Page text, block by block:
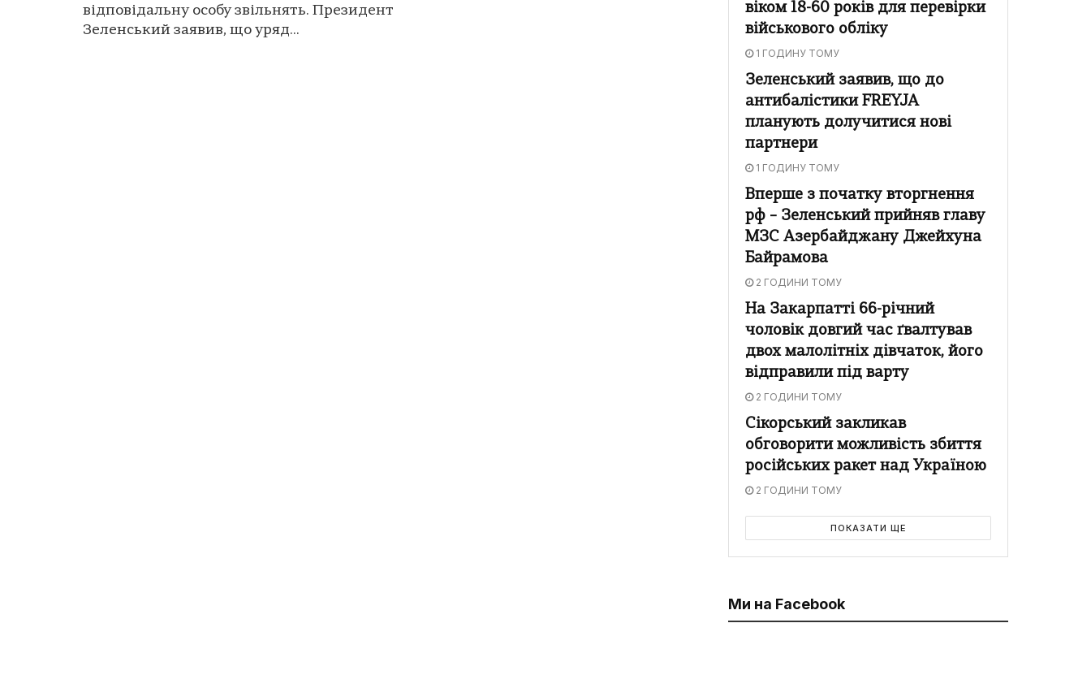
відповідальну особу звільнять. Президент
Зеленський заявив, що уряд...
віком 18-60 років для перевірки
військового обліку
1 ГОДИНУ ТОМУ
Зеленський заявив, що до
антибалістики FREYJA
планують долучитися нові
партнери
1 ГОДИНУ ТОМУ
Вперше з початку вторгнення
рф – Зеленський прийняв главу
МЗС Азербайджану Джейхуна
Байрамова
2 ГОДИНИ ТОМУ
На Закарпатті 66-річний
чоловік довгий час ґвалтував
двох малолітніх дівчаток, його
відправили під варту
2 ГОДИНИ ТОМУ
Сікорський закликав
обговорити можливість збиття
російських ракет над Україною
2 ГОДИНИ ТОМУ
ПОКАЗАТИ ЩЕ
Ми на Facebook